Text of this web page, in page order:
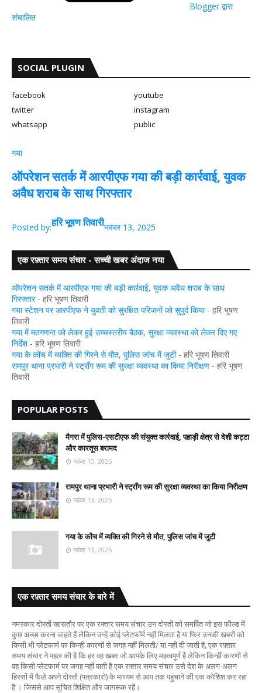
Blogger द्वारा
संचालित
SOCIAL PLUGIN
facebook
youtube
twitter
instagram
whatsapp
public
गया
ऑपरेशन सतर्क में आरपीएफ गया की बड़ी कार्रवाई, युवक
अवैध शराब के साथ गिरफ्तार
Posted by:हरि भूषण तिवारीनवंबर 13, 2025
एक रफ़्तार समय संचार - सच्ची खबर अंदाज नया
ऑपरेशन सतर्क में आरपीएफ गया की बड़ी कार्रवाई, युवक अवैध शराब के साथ
गिरफ्तार- हरि भूषण तिवारी
गया स्टेशन पर आरपीएफ ने युवती को सुरक्षित परिजनों को सुपुर्द किया- हरि भूषण
तिवारी
गया में मतगणना को लेकर हुई उच्चस्तरीय बैठक, सुरक्षा व्यवस्था को लेकर दिए गए
निर्देश- हरि भूषण तिवारी
गया के कोंच में व्यक्ति की गिरने से मौत, पुलिस जांच में जुटी- हरि भूषण तिवारी
रामपुर थाना प्रभारी ने स्ट्रॉंग रूम की सुरक्षा व्यवस्था का किया निरीक्षण - हरि भूषण
तिवारी
POPULAR POSTS
मैगरा में पुलिस-एसटीएफ की संयुक्त कार्रवाई, पहाड़ी क्षेत्र से देशी कट्टा
और कारतूस बरामद
नवंबर 10, 2025
रामपुर थाना प्रभारी ने स्ट्रॉंग रूम की सुरक्षा व्यवस्था का किया निरीक्षण
नवंबर 13, 2025
गया के कोंच में व्यक्ति की गिरने से मौत, पुलिस जांच में जुटी
नवंबर 13, 2025
एक रफ़्तार समय संचार के बारे में
नमस्कार दोस्तों खासतौर पर एक रफ़्तार समय संचार उन दोस्तों को समर्पित जो इस फील्ड में
कुछ अच्छा करना चाहते हैं लेकिन उन्हें कोई प्लेटफॉर्म नहीं मिलता है या फिर उनकी खबरों को
किसी भी प्लेटफार्म पर किन्ही कारणों से जगह नहीं मिलती/ या नही दी जाती है, एक रफ़्तार
समय संचार ने पहल की है कि हर वह खबर जो आपके लिए महत्वपूर्ण है लेकिन किन्हीं कारणों से
वह किसी प्लेटफार्म पर जगह नहीं पाती है एक रफ़्तार समय संचार उसे देश के अलग-अलग
हिस्सों में फैले अपने दोस्तों (पत्रकारो) के माध्यम से आप तक पहुंचाने की एक कोशिश कर रहा
है । जिससे आप सूचित शिक्षित और जागरूक रहें।